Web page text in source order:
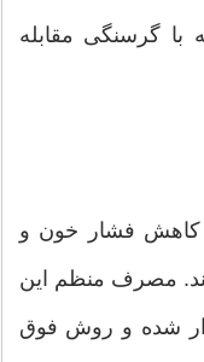
گرسنگی مقابله
کاهش فشار خون و
مصرف منظم این
شده و روش فوق